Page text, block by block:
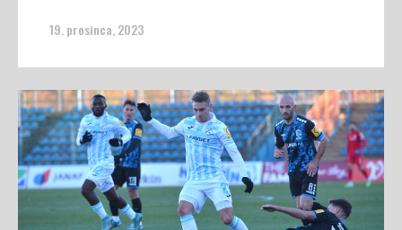
19. prosinca, 2023